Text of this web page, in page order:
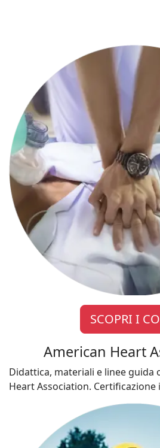
SCOPRI I
American Heart
Didattica, materiali e linee guida
Heart Association. Certificazione